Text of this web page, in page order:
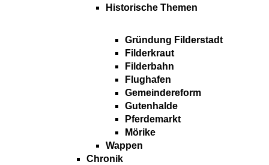
Historische Themen
Gründung Filderstadt
Filderkraut
Filderbahn
Flughafen
Gemeindereform
Gutenhalde
Pferdemarkt
Mörike
Wappen
Chronik